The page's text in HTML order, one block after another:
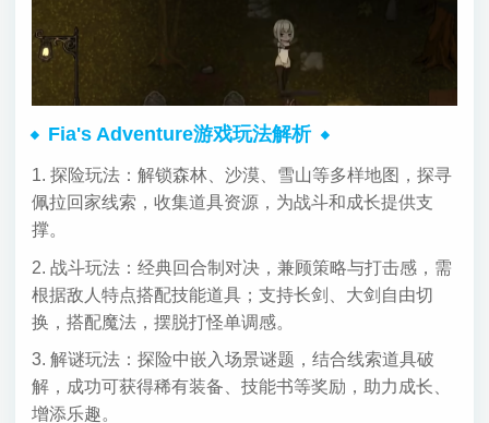
Fia's Adventure游戏玩法解析
1. 探险玩法：解锁森林、沙漠、雪山等多样地图，探寻
佩拉回家线索，收集道具资源，为战斗和成长提供支
撑。
2. 战斗玩法：经典回合制对决，兼顾策略与打击感，需
根据敌人特点搭配技能道具；支持长剑、大剑自由切
换，搭配魔法，摆脱打怪单调感。
3. 解谜玩法：探险中嵌入场景谜题，结合线索道具破
解，成功可获得稀有装备、技能书等奖励，助力成长、
增添乐趣。